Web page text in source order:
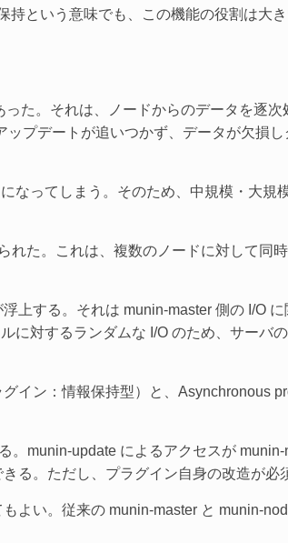
という意味でも、この機能の役割は大
た。それは、ノードからのデータを逐次
プデートが追いつかず、データが欠損
なってしまう。そのため、中規模・大規
た。これは、複数のノードに対して同
上する。それは munin-master 側の I/O に
に対するランダムな I/O のため、サーバ
イン：情報保持型）と、Asynchronous
。munin-update によるアクセスが munin-
る。ただし、プラグイン自身の改造が必
よい。従来の munin-master と munin-